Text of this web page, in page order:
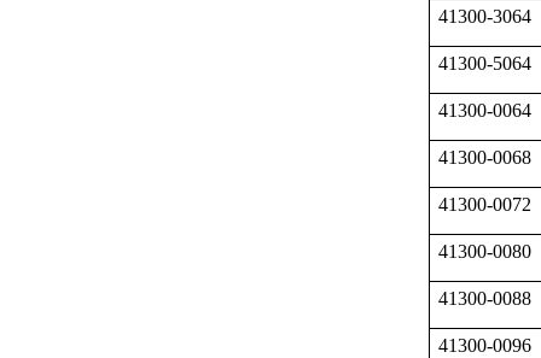
41300-3064
41300-5064
41300-0064
41300-0068
41300-0072
41300-0080
41300-0088
41300-0096